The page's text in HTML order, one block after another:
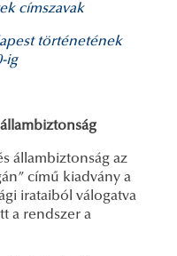
címszavak
történetének
ig
állambiztonság az
című kiadvány a
irataiból válogatva
a rendszer a